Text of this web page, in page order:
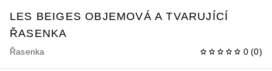
LES BEIGES OBJEMOVÁ A TVARUJÍCÍ
ŘASENKA
Řasenka 0 (0)